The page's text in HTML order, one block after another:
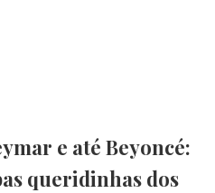
e até Beyoncé:
queridinhas dos